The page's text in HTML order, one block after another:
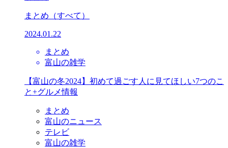
まとめ （すべて）
2024.01.22
まとめ
富山の雑学
【富山の冬2024】初めて過ごす人に見てほしい7つのこ
と+グルメ情報
まとめ
富山のニュース
テレビ
富山の雑学